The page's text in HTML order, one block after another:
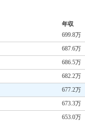
年収
699.8万
687.6万
686.5万
682.2万
677.2万
673.3万
653.0万